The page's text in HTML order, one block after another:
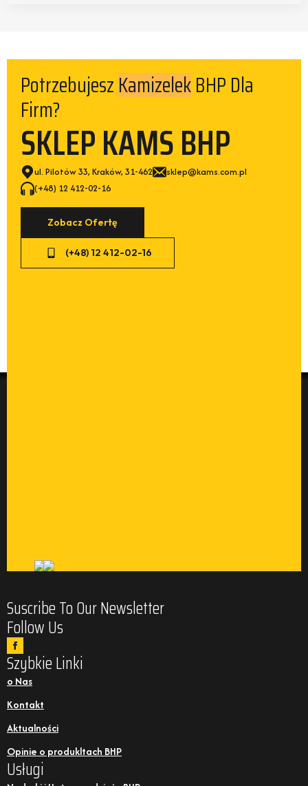
Potrzebujesz Spodni BHP Dla
Firm?
SKLEP KAMS BHP
ul. Pilotów 33, Kraków, 31-462
sklep@kams.com.pl
(+48) 12 412-02-16
Zobacz Ofertę
(+48) 12 412-02-16
Suscribe To Our Newsletter
Follow Us
Szybkie Linki
o Nas
Kontakt
Aktualności
Opinie o produkltach BHP
Usługi